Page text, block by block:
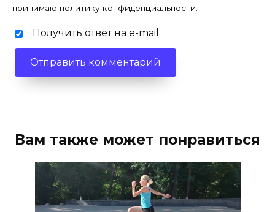
принимаю политику конфиденциальности.
Получить ответ на e-mail.
Вам также может понравиться